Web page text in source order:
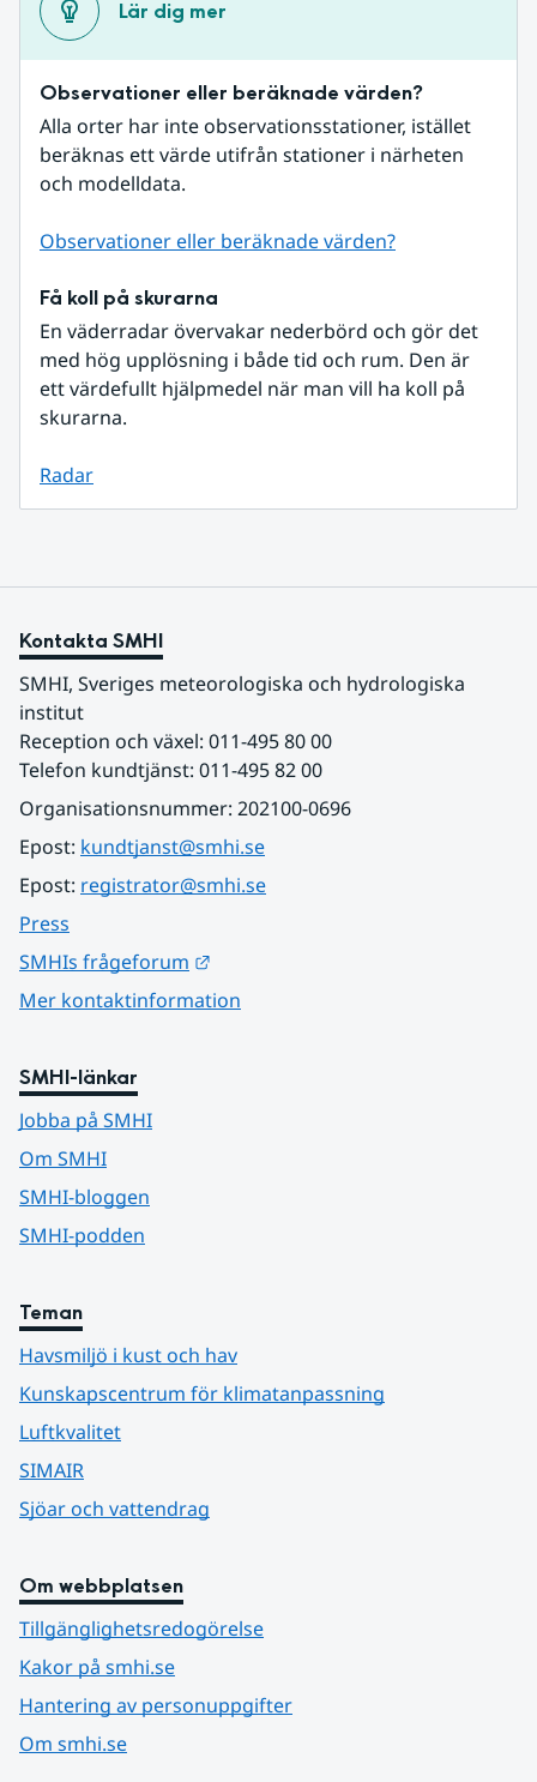
Lär dig mer
Observationer eller beräknade värden?
Alla orter har inte observationsstationer, istället
beräknas ett värde utifrån stationer i närheten
och modelldata.
Observationer eller beräknade värden?
Få koll på skurarna
En väderradar övervakar nederbörd och gör det
med hög upplösning i både tid och rum. Den är
ett värdefullt hjälpmedel när man vill ha koll på
skurarna.
Radar
Kontakta SMHI
SMHI, Sveriges meteorologiska och hydrologiska
institut
Reception och växel: 011-495 80 00
Telefon kundtjänst: 011-495 82 00
Organisationsnummer: 202100-0696
Epost: kundtjanst@smhi.se
Epost: registrator@smhi.se
Press
SMHIs frågeforum
Mer kontaktinformation
SMHI-länkar
Jobba på SMHI
Om SMHI
SMHI-bloggen
SMHI-podden
Teman
Havsmiljö i kust och hav
Kunskapscentrum för klimatanpassning
Luftkvalitet
SIMAIR
Sjöar och vattendrag
Om webbplatsen
Tillgänglighetsredogörelse
Kakor på smhi.se
Hantering av personuppgifter
Om smhi.se